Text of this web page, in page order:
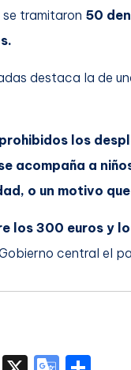
se tramitaron 50
destaca la de
prohibidos los
acompaña a
o un motivo
los 300 euros y
central el